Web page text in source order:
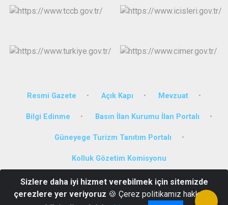
Resmi Gazete Açık Kapı Mevzuat
Bilgi Edinme Basın İlan Kurumu İlan Portalı
Güneyege Turizm Tanıtım Portalı
Kolluk Gözetim Komisyonu
Bahçelievler Mahallesi 224. Sokak No:4 Ortaca/MUĞLA
0252 282 29 70
Sizlere daha iyi hizmet verebilmek için sitemizde
çerezlere yer veriyoruz 🍪 Çerez politikamız hakkında